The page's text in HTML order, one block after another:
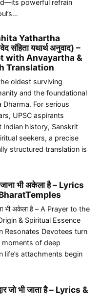
powerful refrain
Yathartha
यथार्थ अनुवाद) –
with Anvayartha &
Translation
oldest surviving
and the foundational
Dharma. For serious
UPSC aspirants
Indian history, Sanskrit
seekers, a precise
structured translation is
भी अकेला है – Lyrics
भी अकेला है – A Prayer to the
& Spiritual Essence
Resonates Devotees turn
of deep
attachments begin
जो भी जाता है – Lyrics &